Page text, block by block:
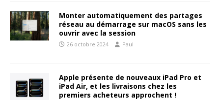
Monter automatiquement des partages
réseau au démarrage sur macOS sans les
ouvrir avec la session
26 octobre 2024 Paul
Apple présente de nouveaux iPad Pro et
iPad Air, et les livraisons chez les
premiers acheteurs approchent !